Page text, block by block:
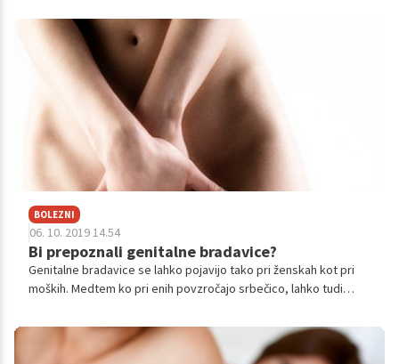
nekaterih bolezni poslabšajo prav ponoči.
BOLEZNI
06. 10. 2019 14.54
Bi prepoznali genitalne bradavice?
Genitalne bradavice se lahko pojavijo tako pri ženskah kot pri
moških. Medtem ko pri enih povzročajo srbečico, lahko tudi
ubraniti pred genitalnimi bradavicami in kaj storiti, če jih dobite?